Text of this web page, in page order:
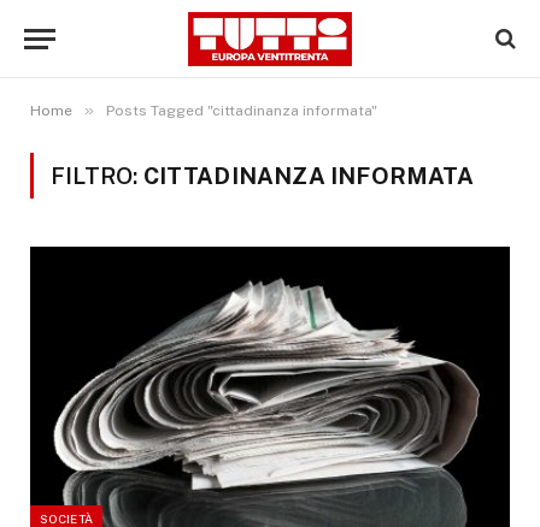
Home » Posts Tagged "cittadinanza informata"
FILTRO: CITTADINANZA INFORMATA
SOCIETÀ